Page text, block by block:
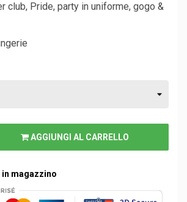
club, Pride, party in uniforme, gogo &
AGGIUNGI AL CARRELLO
magazzino